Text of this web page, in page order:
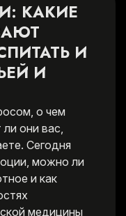
КАКИЕ
И
И
о чем
они вас,
Сегодня
можно ли
и как
медицины